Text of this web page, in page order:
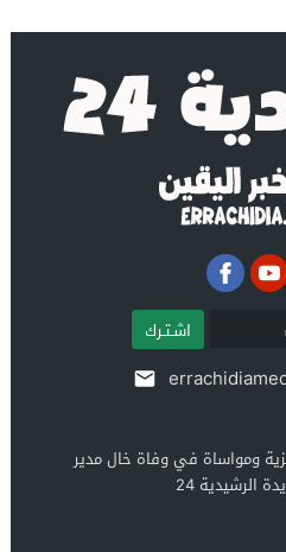
اشـتـرك
ومواساة في وفاة خال مدير
الرشيدية 24